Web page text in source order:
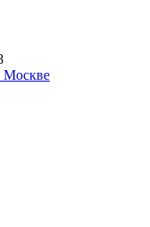
Москве